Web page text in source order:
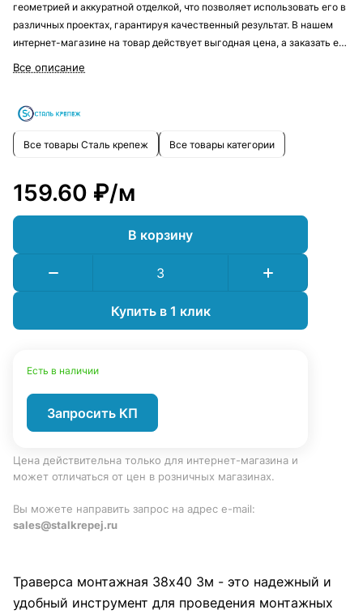
геометрией и аккуратной отделкой, что позволяет использовать его в
различных проектах, гарантируя качественный результат. В нашем
интернет-магазине на товар действует выгодная цена, а заказать его
можно быстро и безопасно.
Все описание
Все товары Сталь крепеж Все товары категории
159.60 ₽/м
В корзину
Купить в 1 клик
Есть в наличии
Запросить КП
Цена действительна только для интернет-магазина и
может отличаться от цен в розничных магазинах.
Вы можете направить запрос на адрес e-mail:
sales@stalkrepej.ru
Траверса монтажная 38х40 3м - это надежный и
удобный инструмент для проведения монтажных